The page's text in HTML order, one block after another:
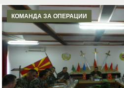
КОМАНДА ЗА ОПЕРАЦИИ